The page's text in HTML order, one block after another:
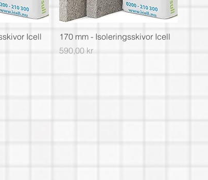
Icell
170 mm - Isoleringsskivor Icell
Pris
590,00 kr